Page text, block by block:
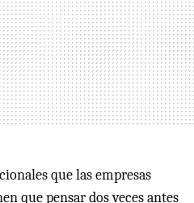
que las empresas
que pensar dos veces antes